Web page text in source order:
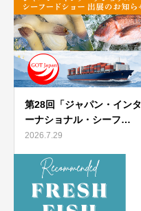
第28回「ジャパン・インタ
ーナショナル・シーフ…
2026.7.29